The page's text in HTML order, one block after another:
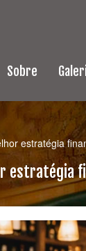
Sobre
estratégia
estratégia